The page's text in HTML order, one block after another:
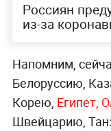
Россиян
из-за
Напомним,
Белоруссию,
Корею, Египет,
Швейцарию,